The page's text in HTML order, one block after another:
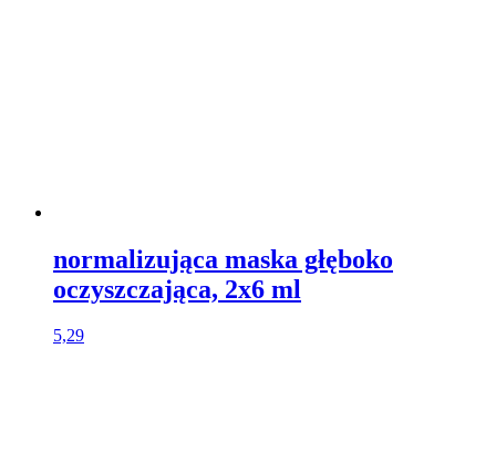
normalizująca maska głęboko
oczyszczająca, 2x6 ml
5,29